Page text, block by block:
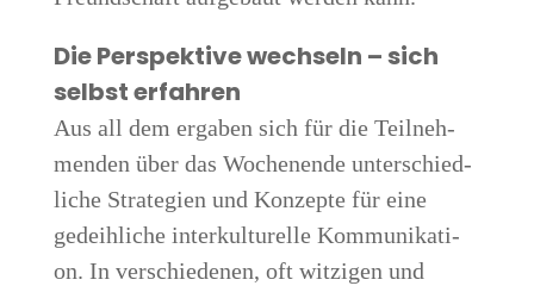
Die Per­spek­ti­ve wech­seln – sich
selbst erfah­ren
Aus all dem erga­ben sich für die Teil­neh­
men­den über das Wochen­en­de unter­schied­
li­che Stra­te­gien und Kon­zep­te für eine
gedeih­li­che inter­kul­tu­rel­le Kom­mu­ni­ka­ti­
on. In ver­schie­de­nen, oft wit­zi­gen und